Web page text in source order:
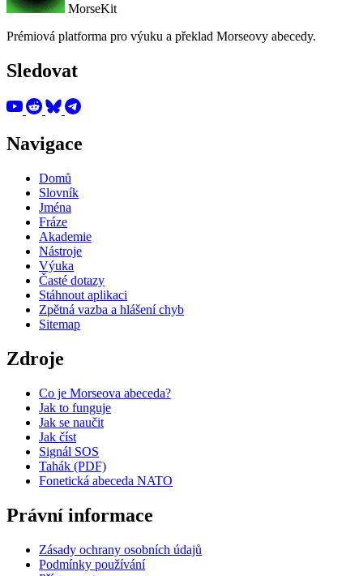
MorseKit
Prémiová platforma pro výuku a překlad Morseovy abecedy.
Sledovat
Navigace
Domů
Slovník
Jména
Fráze
Akademie
Nástroje
Výuka
Časté dotazy
Stáhnout aplikaci
Zpětná vazba a hlášení chyb
Sitemap
Zdroje
Co je Morseova abeceda?
Jak to funguje
Jak se naučit
Jak číst
Signál SOS
Tahák (PDF)
Fonetická abeceda NATO
Právní informace
Zásady ochrany osobních údajů
Podmínky používání